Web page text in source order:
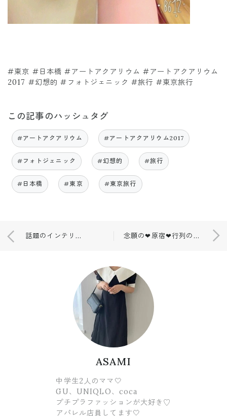
#東京 #日本橋 #アートアクアリウム #アートアクアリウム
2017 #幻想的 #フォトジェニック #旅行 #東京旅行
この記事のハッシュタグ
#アートアクアリウム #アートアクアリウム2017
#フォトジェニック #幻想的 #旅行
#日本橋 #東京 #東京旅行
話題のインテリア❤やっとやっとゲット😚💓 念願の❤原宿❤行列のできるクレープ屋さん✨
ASAMI
中学生2人のママ🤍
GU、UNIQLO、coca
プチプラファッションが大好き♡
アパレル店員してます🤍